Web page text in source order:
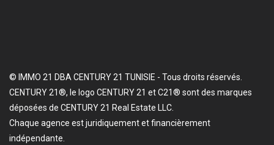
© IMMO 21 DBA CENTURY 21 TUNISIE - Tous droits réservés.
CENTURY 21®, le logo CENTURY 21 et C21® sont des marques
déposées de CENTURY 21 Real Estate LLC.
Chaque agence est juridiquement et financièrement
indépendante.